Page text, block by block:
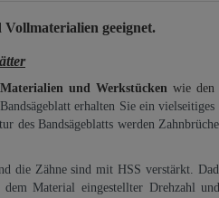
geeignet.
und Werkstücken wie den
erhalten Sie ein
des Bandsägeblatts werden
die Zähne sind mit HSS verstärkt.
Material eingestellter Drehzahl